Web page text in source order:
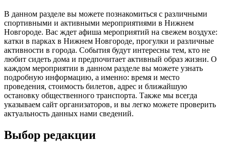
В данном разделе вы можете познакомиться с различными
спортивными и активными мероприятиями в Нижнем
Новгороде. Вас ждет афиша мероприятий на свежем воздухе:
катки в парках в Нижнем Новгороде, прогулки и различные
активности в города. События будут интересны тем, кто не
любит сидеть дома и предпочитает активный образ жизни. О
каждом мероприятии в данном разделе вы можете узнать
подробную информацию, а именно: время и место
проведения, стоимость билетов, адрес и ближайшую
остановку общественного транспорта. Также мы всегда
указываем сайт организаторов, и вы легко можете проверить
актуальность данных нами сведений.
Выбор редакции